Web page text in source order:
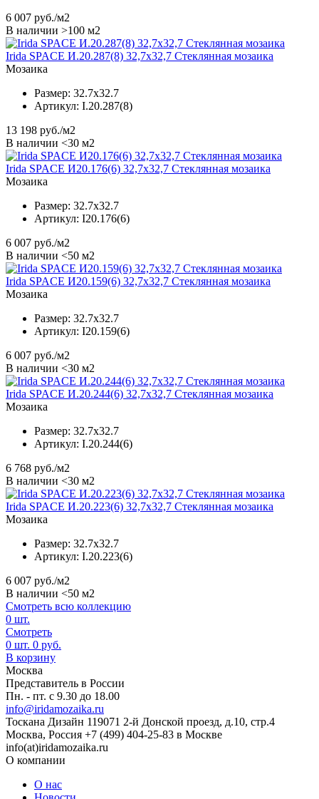
6 007 руб./м2
В наличии >100 м2
Irida SPACE И.20.287(8) 32,7x32,7 Стеклянная мозаика
Мозаика
Размер: 32.7x32.7
Артикул: I.20.287(8)
13 198 руб./м2
В наличии <30 м2
Irida SPACE И20.176(6) 32,7x32,7 Стеклянная мозаика
Мозаика
Размер: 32.7x32.7
Артикул: I20.176(6)
6 007 руб./м2
В наличии <50 м2
Irida SPACE И20.159(6) 32,7x32,7 Стеклянная мозаика
Мозаика
Размер: 32.7x32.7
Артикул: I20.159(6)
6 007 руб./м2
В наличии <30 м2
Irida SPACE И.20.244(6) 32,7x32,7 Стеклянная мозаика
Мозаика
Размер: 32.7x32.7
Артикул: I.20.244(6)
6 768 руб./м2
В наличии <30 м2
Irida SPACE И.20.223(6) 32,7x32,7 Стеклянная мозаика
Мозаика
Размер: 32.7x32.7
Артикул: I.20.223(6)
6 007 руб./м2
В наличии <50 м2
Смотреть всю коллекцию
0 шт.
Смотреть
0 шт. 0 руб.
В корзину
Москва
Представитель в России
Пн. - пт. с 9.30 до 18.00
info@iridamozaika.ru
Тоскана Дизайн 119071 2-й Донской проезд, д.10, стр.4
Москва, Россия +7 (499) 404-25-83 в Москве
info(at)iridamozaika.ru
О компании
О нас